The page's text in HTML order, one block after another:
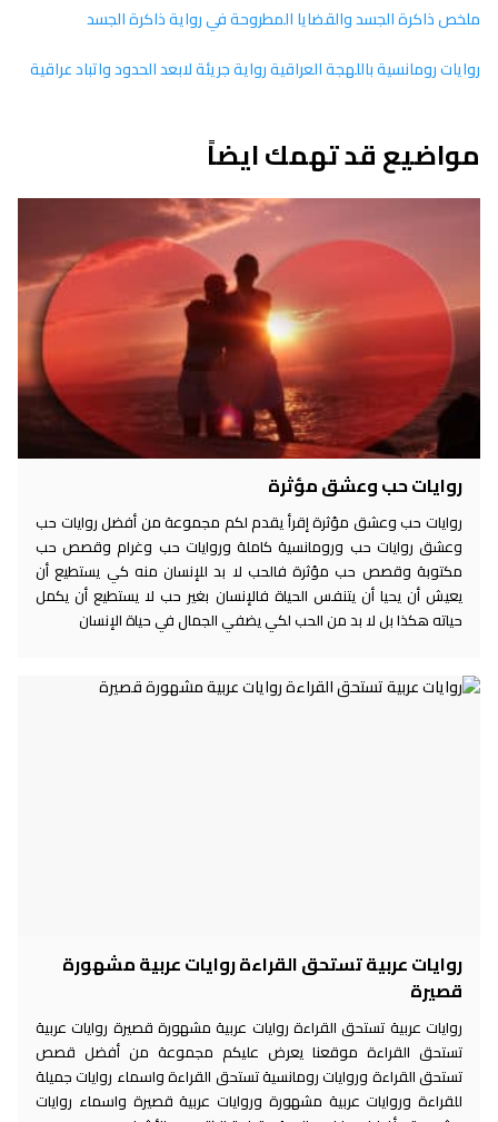
ملخص ذاكرة الجسد والقضايا المطروحة في رواية ذاكرة الجسد
روايات رومانسية باللهجة العراقية رواية جريئة لابعد الحدود واتباد عراقية
مواضيع قد تهمك ايضاً
روايات حب وعشق مؤثرة
روايات حب وعشق مؤثرة إقرأ يقدم لكم مجموعة من أفضل روايات حب
وعشق روايات حب ورومانسية كاملة وروايات حب وغرام وقصص حب
مكتوبة وقصص حب مؤثرة فالحب لا بد للإنسان منه كي يستطيع أن
يعيش أن يحيا أن يتنفس الحياة فالإنسان بغير حب لا يستطيع أن يكمل
حياته هكذا بل لا بد من الحب لكي يضفي الجمال في حياة الإنسان
روايات عربية تستحق القراءة روايات عربية مشهورة
قصيرة
روايات عربية تستحق القراءة روايات عربية مشهورة قصيرة روايات عربية
تستحق القراءة موقعنا يعرض عليكم مجموعة من أفضل قصص
تستحق القراءة وروايات رومانسية تستحق القراءة واسماء روايات جميلة
للقراءة وروايات عربية مشهورة وروايات عربية قصيرة واسماء روايات